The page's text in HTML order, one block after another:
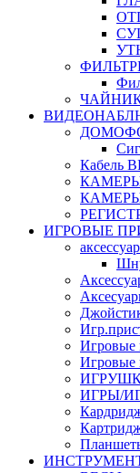
КАМЕРЫ
КАМЕРЫ
ИГРОВЫЕ
Игровые
Игровые
ИГРЫ/